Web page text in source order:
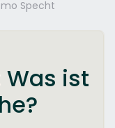
Specht
Was ist